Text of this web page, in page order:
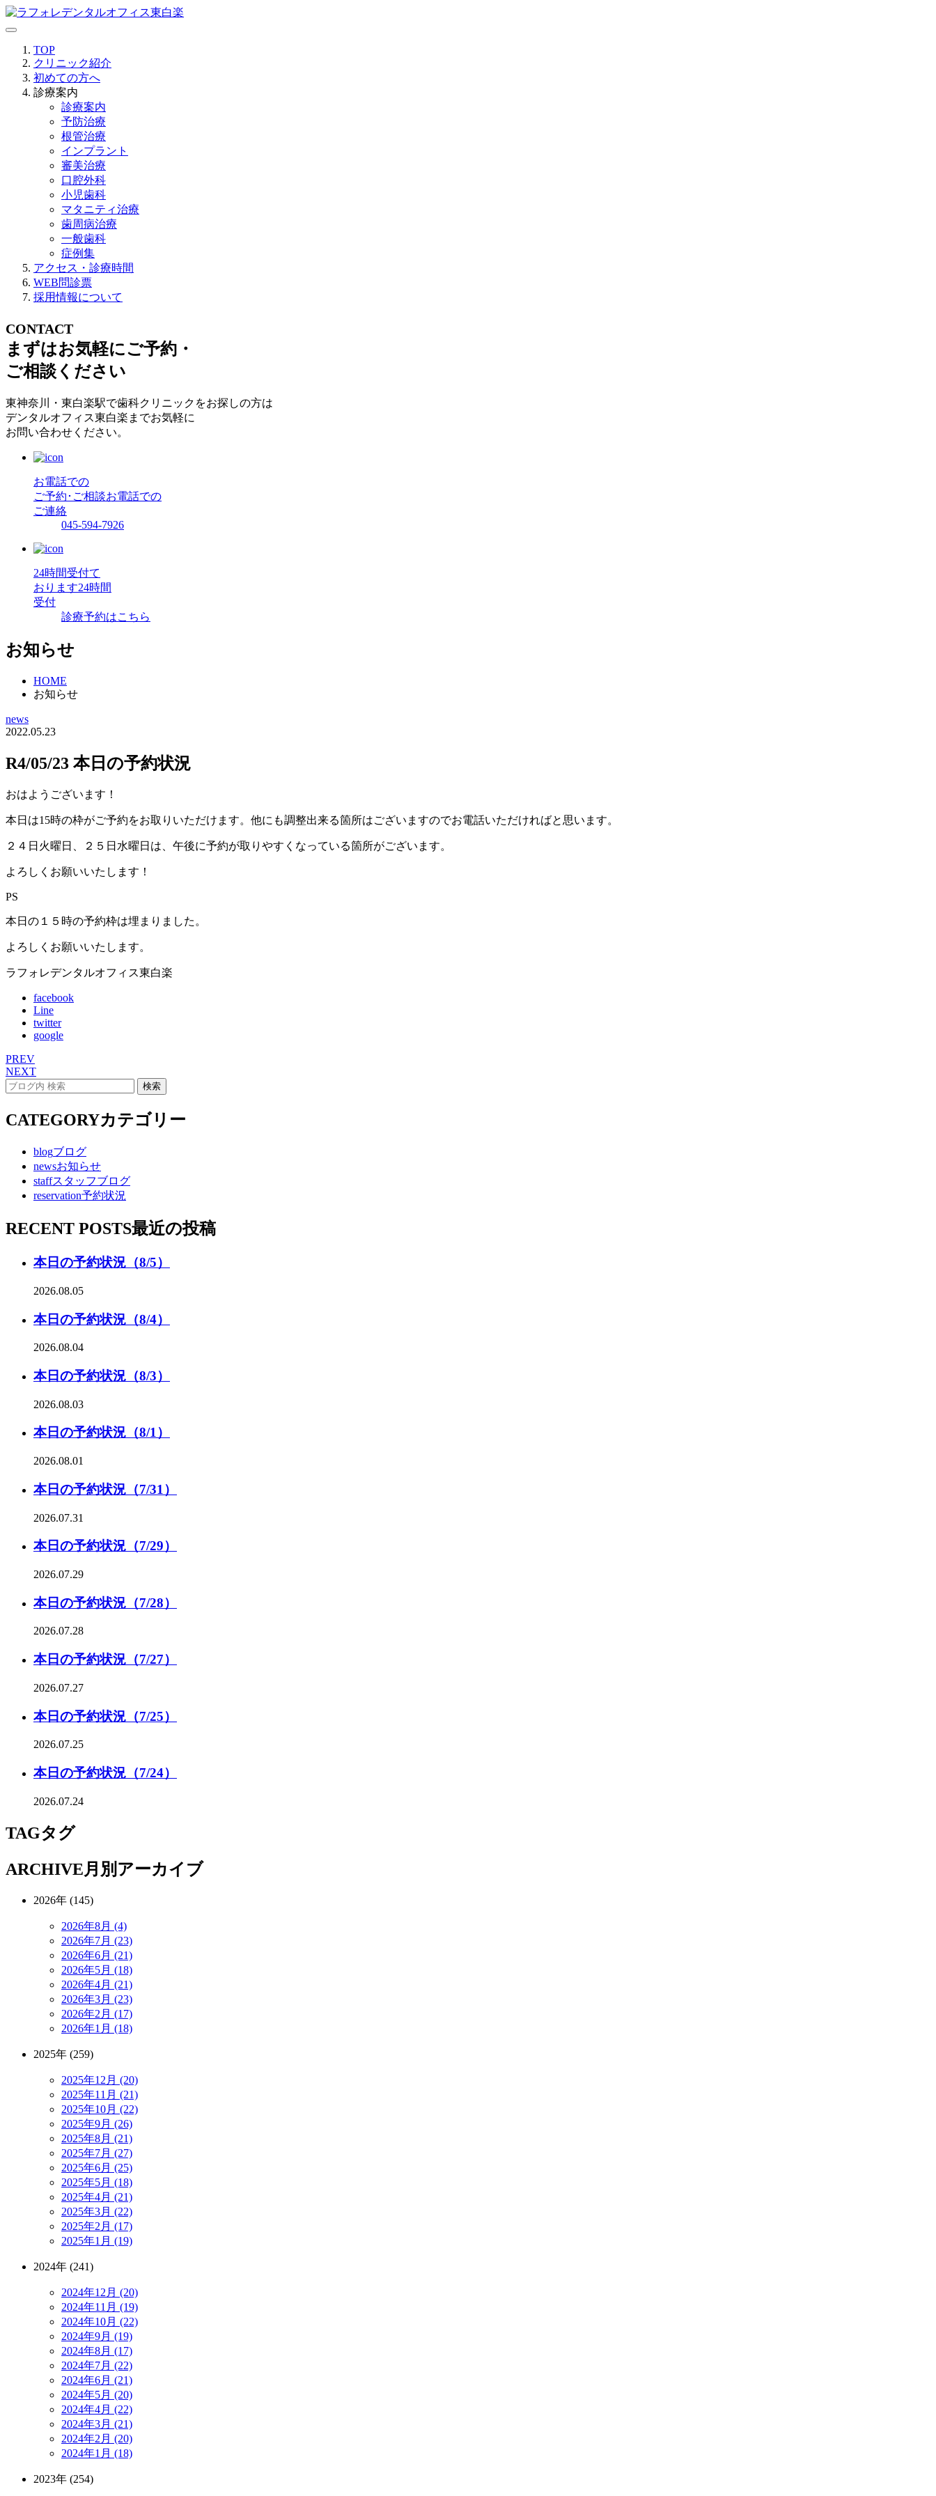
TOP
クリニック紹介
初めての方へ
診療案内
診療案内
予防治療
根管治療
インプラント
審美治療
口腔外科
小児歯科
マタニティ治療
歯周病治療
一般歯科
症例集
アクセス・診療時間
WEB問診票
採用情報について
CONTACT
まずはお気軽にご予約・
ご相談ください
東神奈川・東白楽駅で歯科クリニックをお探しの方は
デンタルオフィス東白楽までお気軽に
お問い合わせください。
お電話での
ご予約･ご相談お電話での
ご連絡
045-594-7926
24時間受付て
おります24時間
受付
診療予約はこちら
お知らせ
HOME
お知らせ
news
2022.05.23
R4/05/23 本日の予約状況
おはようございます！
本日は15時の枠がご予約をお取りいただけます。他にも調整出来る箇所はございますのでお電話いただければと思います。
２４日火曜日、２５日水曜日は、午後に予約が取りやすくなっている箇所がございます。
よろしくお願いいたします！
PS
本日の１５時の予約枠は埋まりました。
よろしくお願いいたします。
ラフォレデンタルオフィス東白楽
facebook
Line
twitter
google
PREV
NEXT
CATEGORYカテゴリー
blogブログ
newsお知らせ
staffスタッフブログ
reservation予約状況
RECENT POSTS最近の投稿
本日の予約状況（8/5）
2026.08.05
本日の予約状況（8/4）
2026.08.04
本日の予約状況（8/3）
2026.08.03
本日の予約状況（8/1）
2026.08.01
本日の予約状況（7/31）
2026.07.31
本日の予約状況（7/29）
2026.07.29
本日の予約状況（7/28）
2026.07.28
本日の予約状況（7/27）
2026.07.27
本日の予約状況（7/25）
2026.07.25
本日の予約状況（7/24）
2026.07.24
TAGタグ
ARCHIVE月別アーカイブ
2026年 (145)
2026年8月 (4)
2026年7月 (23)
2026年6月 (21)
2026年5月 (18)
2026年4月 (21)
2026年3月 (23)
2026年2月 (17)
2026年1月 (18)
2025年 (259)
2025年12月 (20)
2025年11月 (21)
2025年10月 (22)
2025年9月 (26)
2025年8月 (21)
2025年7月 (27)
2025年6月 (25)
2025年5月 (18)
2025年4月 (21)
2025年3月 (22)
2025年2月 (17)
2025年1月 (19)
2024年 (241)
2024年12月 (20)
2024年11月 (19)
2024年10月 (22)
2024年9月 (19)
2024年8月 (17)
2024年7月 (22)
2024年6月 (21)
2024年5月 (20)
2024年4月 (22)
2024年3月 (21)
2024年2月 (20)
2024年1月 (18)
2023年 (254)